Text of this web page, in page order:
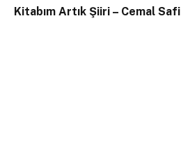
Kitabım Artık Şiiri – Cemal Safi